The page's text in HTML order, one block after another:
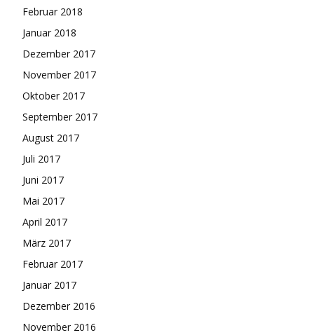
Februar 2018
Januar 2018
Dezember 2017
November 2017
Oktober 2017
September 2017
August 2017
Juli 2017
Juni 2017
Mai 2017
April 2017
März 2017
Februar 2017
Januar 2017
Dezember 2016
November 2016